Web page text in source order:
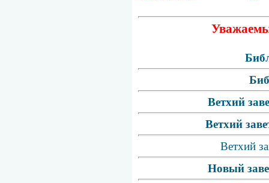
Ветхий
Ветхий
Ветхий
Новый